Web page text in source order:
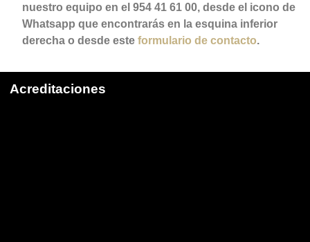
nuestro equipo en el 954 41 61 00, desde el icono de
Whatsapp que encontrarás en la esquina inferior
derecha o desde este formulario de contacto.
Acreditaciones